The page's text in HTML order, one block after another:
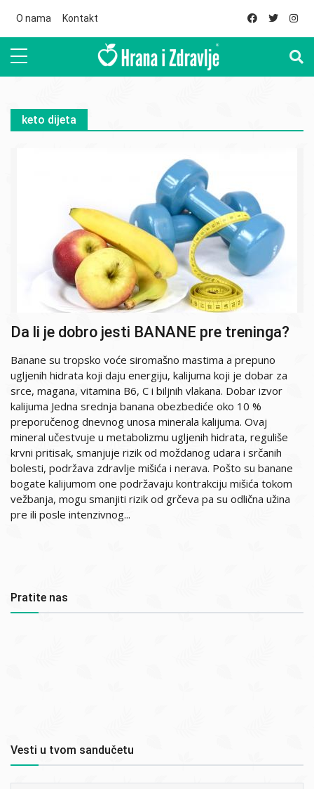
O nama Kontakt
keto dijeta
Da li je dobro jesti BANANE pre treninga?
Banane su tropsko voće siromašno mastima a prepuno
ugljenih hidrata koji daju energiju, kalijuma koji je dobar za
srce, magana, vitamina B6, C i biljnih vlakana. Dobar izvor
kalijuma Jedna srednja banana obezbediće oko 10 %
preporučenog dnevnog unosa minerala kalijuma. Ovaj
mineral učestvuje u metabolizmu ugljenih hidrata, reguliše
krvni pritisak, smanjuje rizik od moždanog udara i srčanih
bolesti, podržava zdravlje mišića i nerava. Pošto su banane
bogate kalijumom one podržavaju kontrakciju mišića tokom
vežbanja, mogu smanjiti rizik od grčeva pa su odlična užina
pre ili posle intenzivnog...
Pratite nas
Vesti u tvom sandučetu